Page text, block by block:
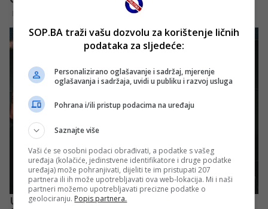
SOP.BA traži vašu dozvolu za korištenje ličnih
podataka za sljedeće:
Personalizirano oglašavanje i sadržaj, mjerenje
oglašavanja i sadržaja, uvidi u publiku i razvoj usluga
Pohrana i/ili pristup podacima na uređaju
Saznajte više
Vaši će se osobni podaci obrađivati, a podatke s vašeg
uređaja (kolačiće, jedinstvene identifikatore i druge podatke
uređaja) može pohranjivati, dijeliti te im pristupati 207
partnera ili ih može upotrebljavati ova web-lokacija. Mi i naši
partneri možemo upotrebljavati precizne podatke o
geolociranju. Popis partnera.